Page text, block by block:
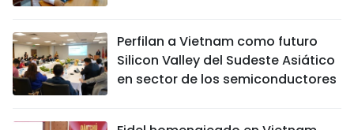
Perfilan a Vietnam como futuro
Silicon Valley del Sudeste Asiático
en sector de los semiconductores